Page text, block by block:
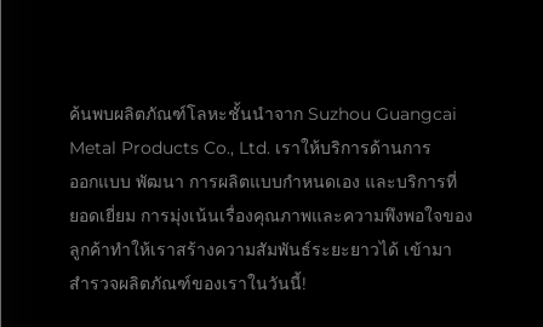
ค้นพบผลิตภัณฑ์โลหะชั้นนำจาก Suzhou Guangcai
Metal Products Co., Ltd. เราให้บริการด้านการ
ออกแบบ พัฒนา การผลิตแบบกำหนดเอง และบริการที่
ยอดเยี่ยม การมุ่งเน้นเรื่องคุณภาพและความพึงพอใจของ
ลูกค้าทำให้เราสร้างความสัมพันธ์ระยะยาวได้ เข้ามา
สำรวจผลิตภัณฑ์ของเราในวันนี้!